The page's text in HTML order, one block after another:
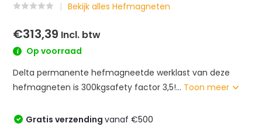
Bekijk alles Hefmagneten
€313,39 Incl. btw
Op voorraad
Delta permanente hefmagneetde werklast van deze
hefmagneten is 300kgsafety factor 3,5!... Toon meer
Gratis verzendingvanaf €500